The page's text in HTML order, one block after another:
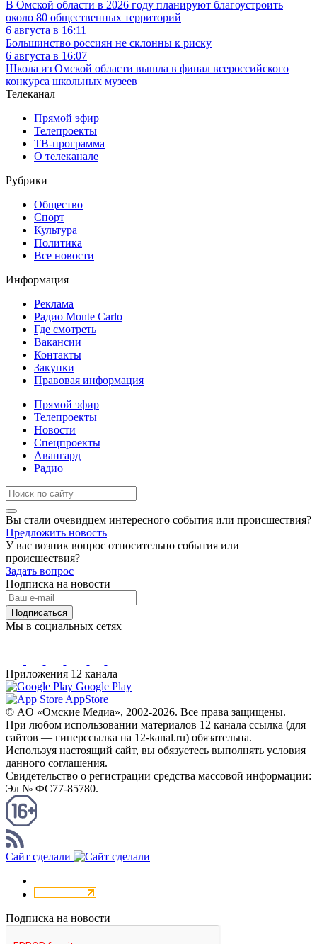
В Омской области в 2026 году планируют благоустроить
около 80 общественных территорий
6 августа в 16:11
Большинство россиян не склонны к риску
6 августа в 16:07
Школа из Омской области вышла в финал всероссийского
конкурса школьных музеев
Телеканал
Прямой эфир
Телепроекты
ТВ-программа
О телеканале
Рубрики
Общество
Спорт
Культура
Политика
Все новости
Информация
Реклама
Радио Monte Carlo
Где смотреть
Вакансии
Контакты
Закупки
Правовая информация
Прямой эфир
Телепроекты
Новости
Спецпроекты
Авангард
Радио
Вы стали очевидцем интересного события или происшествия?
Предложить новость
У вас возник вопрос относительно события или
происшествия?
Задать вопрос
Подписка на новости
Подписаться
Мы в социальных сетях
Приложения 12 канала
Google Play
AppStore
© AO «Омские Медиа», 2002-2026. Все права защищены.
При любом использовании материалов 12 канала ссылка (для
сайтов — гиперссылка на 12-kanal.ru) обязательна.
Используя настоящий сайт, вы обязуетесь выполнять условия
данного соглашения.
Свидетельство о регистрации средства массовой информации:
Эл № ФС77-85780.
Сайт сделали
Подписка на новости